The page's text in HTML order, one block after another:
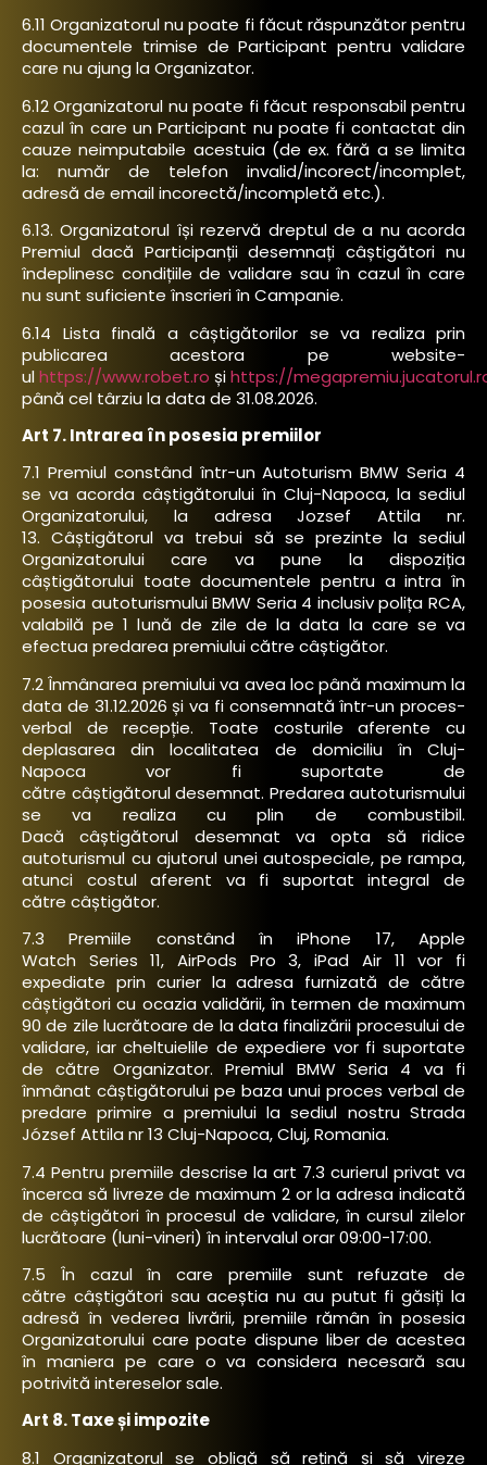
6.11 Organizatorul nu poate fi făcut răspunzător pentru
documentele trimise de Participant pentru validare
care nu ajung la Organizator.
6.12 Organizatorul nu poate fi făcut responsabil pentru
cazul în care un Participant nu poate fi contactat din
cauze neimputabile acestuia (de ex. fără a se limita
la: număr de telefon invalid/incorect/incomplet,
adresă de email incorectă/incompletă etc.).
6.13. Organizatorul își rezervă dreptul de a nu acorda
Premiul dacă Participanții desemnați câștigători nu
îndeplinesc condițiile de validare sau în cazul în care
nu sunt suficiente înscrieri în Campanie.
6.14 Lista finală a câștigătorilor se va realiza prin
publicarea acestora pe website-
ulhttps://www.robet.ro șihttps://
până cel târziu la data de 31.08.2026.
Art 7. Intrarea în posesia premiilor
7.1 Premiul constând într-un Autoturism BMW Seria 4
se va acorda câștigătorului în Cluj-Napoca, la sediul
Organizatorului, la adresa Jozsef Attila nr.
13. Câștigătorul va trebui să se prezinte la sediul
Organizatorului care va pune la dispoziția
câștigătorului toate documentele pentru a intra în
posesia autoturismului BMW Seria 4 inclusiv polița RCA,
valabilă pe 1 lună de zile de la data la care se va
efectua predarea premiului către câștigător.
7.2 Înmânarea premiului va avea loc până maximum la
data de 31.12.2026 și va fi consemnată într-un proces-
verbal de recepție. Toate costurile aferente cu
deplasarea din localitatea de domiciliu în Cluj-
Napoca vor fi suportate de
către câștigătorul desemnat. Predarea autoturismului
se va realiza cu plin de combustibil.
Dacă câștigătorul desemnat va opta să ridice
autoturismul cu ajutorul unei autospeciale, pe rampa,
atunci costul aferent va fi suportat integral de
către câștigător.
7.3 Premiile constând în iPhone 17, Apple
Watch Series 11, AirPods Pro 3, iPad Air 11 vor fi
expediate prin curier la adresa furnizată de către
câștigători cu ocazia validării, în termen de maximum
90 de zile lucrătoare de la data finalizării procesului de
validare, iar cheltuielile de expediere vor fi suportate
de către Organizator. Premiul BMW Seria 4 va fi
înmânat câștigătorului pe baza unui proces verbal de
predare primire a premiului la sediul nostru Strada
József Attila nr 13 Cluj-Napoca, Cluj, Romania.
7.4 Pentru premiile descrise la art 7.3 curierul privat va
încerca să livreze de maximum 2 or la adresa indicată
de câștigători în procesul de validare, în cursul zilelor
lucrătoare (luni-vineri) în intervalul orar 09:00-17:00.
7.5 În cazul în care premiile sunt refuzate de
către câștigători sau aceștia nu au putut fi găsiți la
adresă în vederea livrării, premiile rămân în posesia
Organizatorului care poate dispune liber de acestea
în maniera pe care o va considera necesară sau
potrivită intereselor sale.
Art 8. Taxe și impozite
8.1 Organizatorul se obligă să rețină și să vireze